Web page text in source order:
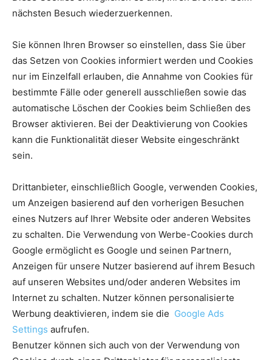
nächsten Besuch wiederzuerkennen.
Sie können Ihren Browser so einstellen, dass Sie über
das Setzen von Cookies informiert werden und Cookies
nur im Einzelfall erlauben, die Annahme von Cookies für
bestimmte Fälle oder generell ausschließen sowie das
automatische Löschen der Cookies beim Schließen des
Browser aktivieren. Bei der Deaktivierung von Cookies
kann die Funktionalität dieser Website eingeschränkt
sein.
Drittanbieter, einschließlich Google, verwenden Cookies,
um Anzeigen basierend auf den vorherigen Besuchen
eines Nutzers auf Ihrer Website oder anderen Websites
zu schalten. Die Verwendung von Werbe-Cookies durch
Google ermöglicht es Google und seinen Partnern,
Anzeigen für unsere Nutzer basierend auf ihrem Besuch
auf unseren Websites und/oder anderen Websites im
Internet zu schalten. Nutzer können personalisierte
Werbung deaktivieren, indem sie die Google Ads
Settings aufrufen.
Benutzer können sich auch von der Verwendung von